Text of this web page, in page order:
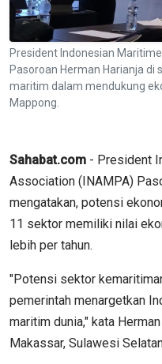
President Indonesian
Pasoroan Herman Harianja
maritim dalam mendukung
Mappong.
Sahabat.com - President
Association (INAMPA)
mengatakan, potensi
11 sektor memiliki nilai
lebih per tahun.
"Potensi sektor
pemerintah menargetkan
maritim dunia," kata
Makassar, Sulawesi